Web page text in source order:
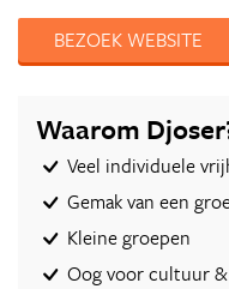
BEZOEK WEBSITE
Waarom
Veel individuele
Gemak van een
Kleine groepen
Oog voor cultuur